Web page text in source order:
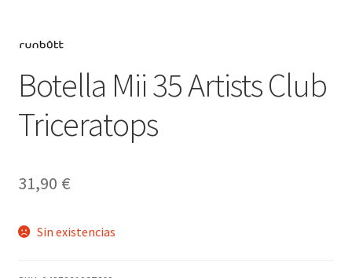
Botella Mii 35 Artists Club
Triceratops
31,90 €
Sin existencias